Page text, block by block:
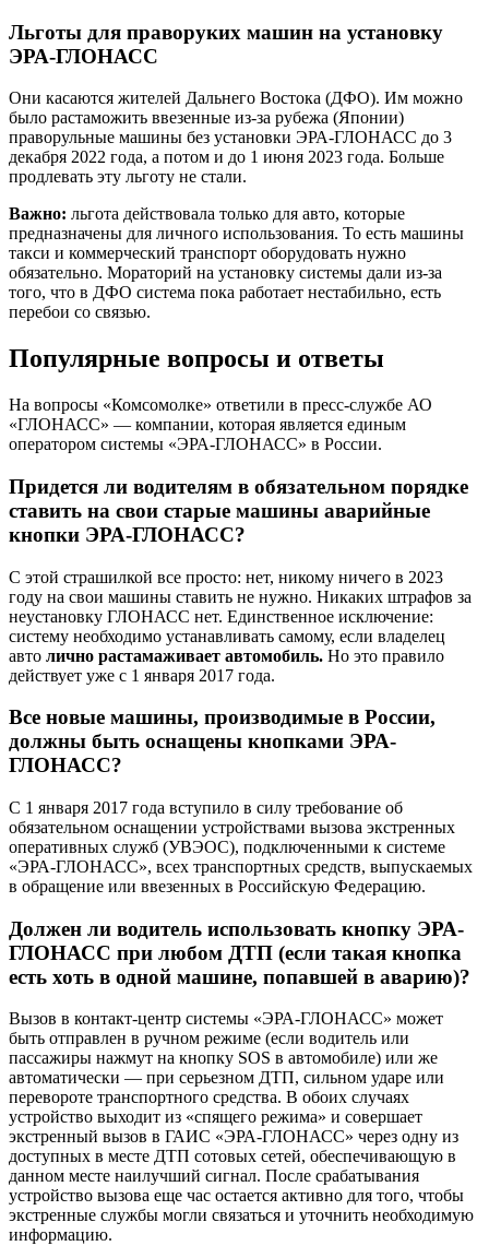
Льготы для праворуких машин на установку
ЭРА-ГЛОНАСС
Они касаются жителей Дальнего Востока (ДФО). Им можно
было растаможить ввезенные из-за рубежа (Японии)
праворульные машины без установки ЭРА-ГЛОНАСС до 3
декабря 2022 года, а потом и до 1 июня 2023 года. Больше
продлевать эту льготу не стали.
Важно: льгота действовала только для авто, которые
предназначены для личного использования. То есть машины
такси и коммерческий транспорт оборудовать нужно
обязательно. Мораторий на установку системы дали из-за
того, что в ДФО система пока работает нестабильно, есть
перебои со связью.
Популярные вопросы и ответы
На вопросы «Комсомолке» ответили в пресс-службе АО
«ГЛОНАСС» — компании, которая является единым
оператором системы «ЭРА-ГЛОНАСС» в России.
Придется ли водителям в обязательном порядке
ставить на свои старые машины аварийные
кнопки ЭРА-ГЛОНАСС?
С этой страшилкой все просто: нет, никому ничего в 2023
году на свои машины ставить не нужно. Никаких штрафов за
неустановку ГЛОНАСС нет. Единственное исключение:
систему необходимо устанавливать самому, если владелец
авто лично растамаживает автомобиль. Но это правило
действует уже с 1 января 2017 года.
Все новые машины, производимые в России,
должны быть оснащены кнопками ЭРА-
ГЛОНАСС?
С 1 января 2017 года вступило в силу требование об
обязательном оснащении устройствами вызова экстренных
оперативных служб (УВЭОС), подключенными к системе
«ЭРА-ГЛОНАСС», всех транспортных средств, выпускаемых
в обращение или ввезенных в Российскую Федерацию.
Должен ли водитель использовать кнопку ЭРА-
ГЛОНАСС при любом ДТП (если такая кнопка
есть хоть в одной машине, попавшей в аварию)?
Вызов в контакт-центр системы «ЭРА-ГЛОНАСС» может
быть отправлен в ручном режиме (если водитель или
пассажиры нажмут на кнопку SOS в автомобиле) или же
автоматически — при серьезном ДТП, сильном ударе или
перевороте транспортного средства. В обоих случаях
устройство выходит из «спящего режима» и совершает
экстренный вызов в ГАИС «ЭРА-ГЛОНАСС» через одну из
доступных в месте ДТП сотовых сетей, обеспечивающую в
данном месте наилучший сигнал. После срабатывания
устройство вызова еще час остается активно для того, чтобы
экстренные службы могли связаться и уточнить необходимую
информацию.